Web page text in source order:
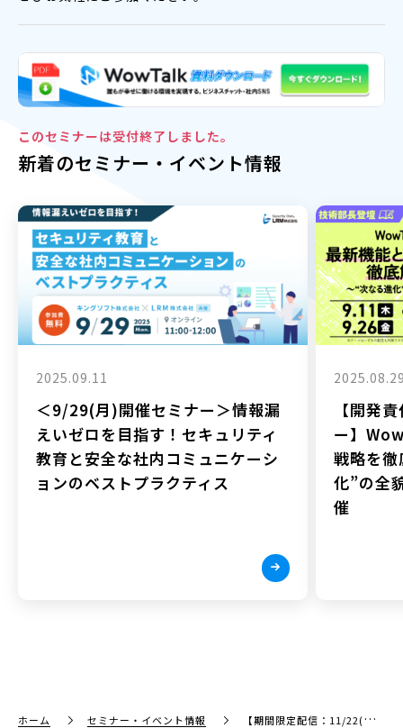
このセミナーは受付終了しました。
新着のセミナー・イベント情報
2025.09.11
＜9/29(月)開催セミナー＞情報漏
えいゼロを目指す！セキュリティ
教育と安全な社内コミュニケーシ
ョンのベストプラクティス
【開発
ー】
戦略を
化”の全
催
ホーム セミナー・イベント情報 【期間限定配信：11/22(火)〜11/30(水)】ビジネスチャット「WowTalk」導入効果・シーン別活用法紹介オンデマンドウェビナー